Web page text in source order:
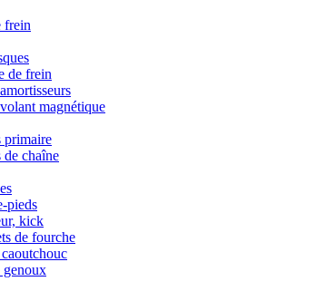
frein
de frein
magnétique
primaire
de chaîne
pieds
kick
de fourche